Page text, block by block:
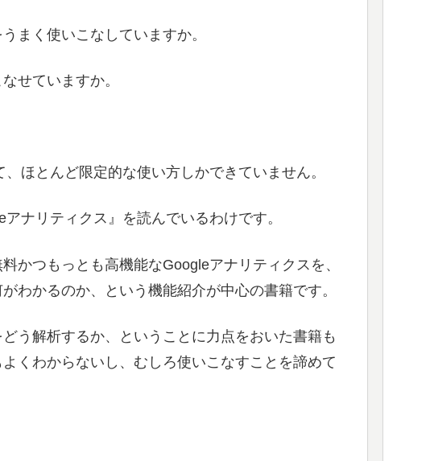
まく使いこなしていますか。
せていますか。
ほとんど限定的な使い方しかできていません。
ナリティクス』を読んでいるわけです。
かつもっとも高機能なGoogleアナリティクスを、
わかるのか、という機能紹介が中心の書籍です。
う解析するか、ということに力点をおいた書籍も
くわからないし、むしろ使いこなすことを諦めて